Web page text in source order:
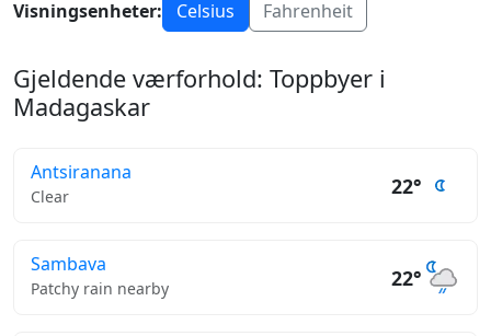
Visningsenheter: Celsius Fahrenheit
Gjeldende værforhold: Toppbyer i
Madagaskar
Antsiranana
Clear 22°
Sambava
Patchy rain nearby 22°